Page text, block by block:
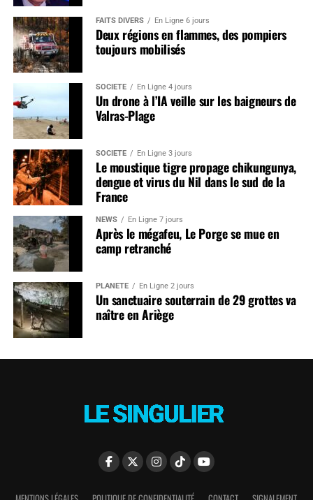
FAITS DIVERS En Ligne 6 jours
Deux régions en flammes, des pompiers
toujours mobilisés
SOCIÉTÉ En Ligne 4 jours
Un drone à l’IA veille sur les baigneurs de
Valras-Plage
SOCIÉTÉ En Ligne 3 jours
Le moustique tigre propage chikungunya,
dengue et virus du Nil dans le sud de la
France
NEWS En Ligne 7 jours
Après le mégafeu, Le Porge se mue en
camp retranché
PLANÈTE En Ligne 2 jours
Un sanctuaire souterrain de 29 grottes va
naître en Ariège